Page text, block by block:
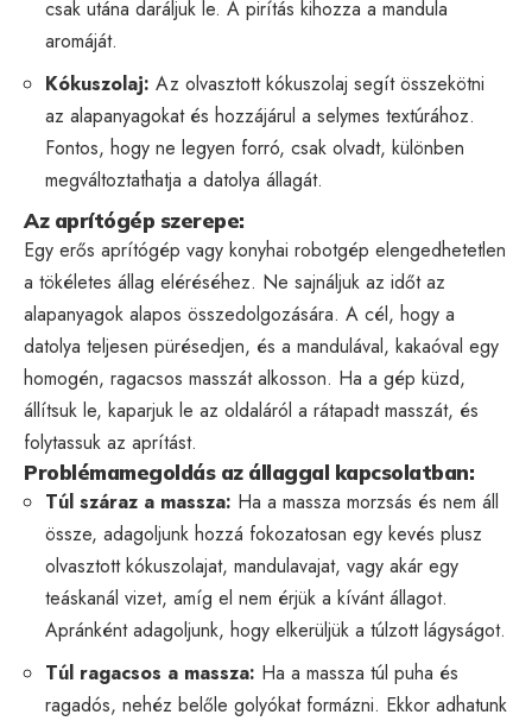
csak utána daráljuk le. A pirítás kihozza a mandula
aromáját.
Kókuszolaj: Az olvasztott kókuszolaj segít összekötni
az alapanyagokat és hozzájárul a selymes textúrához.
Fontos, hogy ne legyen forró, csak olvadt, különben
megváltoztathatja a datolya állagát.
Az aprítógép szerepe:
Egy erős aprítógép vagy konyhai robotgép elengedhetetlen
a tökéletes állag eléréséhez. Ne sajnáljuk az időt az
alapanyagok alapos összedolgozására. A cél, hogy a
datolya teljesen pürésedjen, és a mandulával, kakaóval egy
homogén, ragacsos masszát alkosson. Ha a gép küzd,
állítsuk le, kaparjuk le az oldaláról a rátapadt masszát, és
folytassuk az aprítást.
Problémamegoldás az állaggal kapcsolatban:
Túl száraz a massza: Ha a massza morzsás és nem áll
össze, adagoljunk hozzá fokozatosan egy kevés plusz
olvasztott kókuszolajat, mandulavajat, vagy akár egy
teáskanál vizet, amíg el nem érjük a kívánt állagot.
Apránként adagoljunk, hogy elkerüljük a túlzott lágyságot.
Túl ragacsos a massza: Ha a massza túl puha és
ragadós, nehéz belőle golyókat formázni. Ekkor adhatunk